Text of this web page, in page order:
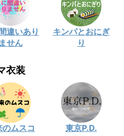
違いあり
ません
キンパとおにぎ
り
衣装
のムスコ 東京P.D.